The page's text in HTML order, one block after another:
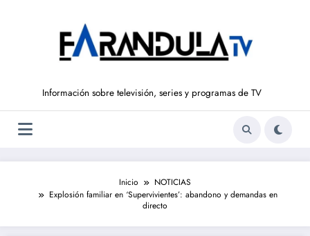
Información sobre televisión, series y programas de TV
Inicio
NOTICIAS
Explosión familiar en ‘Supervivientes’: abandono y demandas en
directo